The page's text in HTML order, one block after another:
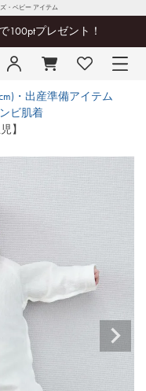
・ベビー アイテム
100ptプレゼント！
・出産準備アイテム
ビ肌着
】